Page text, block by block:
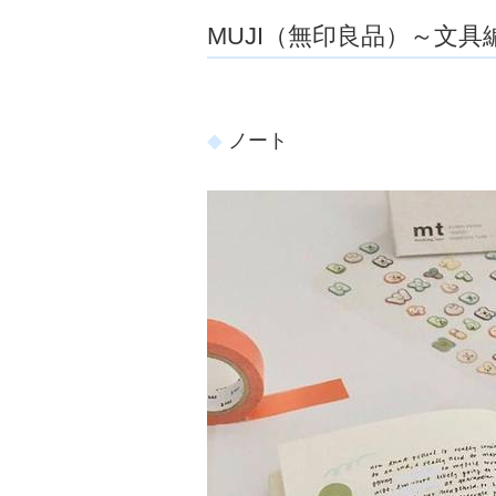
MUJI（無印良品）～文具
ノート